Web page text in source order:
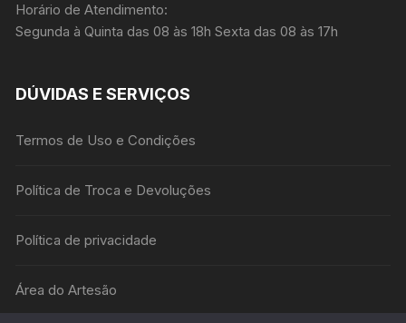
Horário de Atendimento:
Segunda à Quinta das 08 às 18h Sexta das 08 às 17h
DÚVIDAS E SERVIÇOS
Termos de Uso e Condições
Política de Troca e Devoluções
Política de privacidade
Área do Artesão